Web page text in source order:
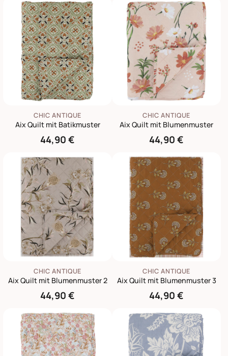
CHIC ANTIQUE
Aix Quilt mit Batikmuster
44,90 €
CHIC ANTIQUE
Aix Quilt mit Blumenmuster
44,90 €
CHIC ANTIQUE
Aix Quilt mit Blumenmuster 2
44,90 €
CHIC ANTIQUE
Aix Quilt mit Blumenmuster 3
44,90 €